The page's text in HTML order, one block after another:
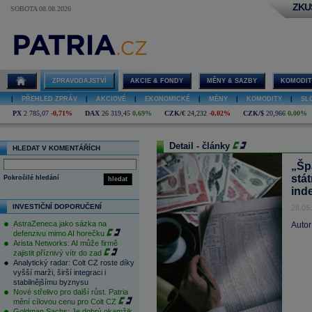
SOBOTA 08.08.2026
ZPRAVODAJSTVÍ AKCIE & FONDY MĚNY & SAZBY
PŘEHLED ZPRÁV AKCIOVÉ EKONOMICKÉ MĚNY KOMODITY
PX 2 785,07 -0,71% DAX 26 319,45 0,69% CZK/€ 24,232 -0,02% CZK/$ 20,966 0,00%
HLEDAT V KOMENTÁŘÍCH
hledat
Pokročilé hledání
INVESTIČNÍ DOPORUČENÍ
AstraZeneca jako sázka na
defenzivu mimo AI horečku
Arista Networks: AI může firmě
zajistit příznivý vítr do zad
Analytický radar: Colt CZ roste díky
vyšší marži, širší integraci i
stabilnějšímu byznysu
Nové střelivo pro další růst. Patria
mění cílovou cenu pro Colt CZ
Detail - články